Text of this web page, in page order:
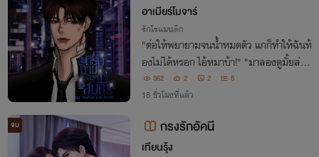
อาเมียร์โมจาร์
รักโรแมนติก
"ต่อให้พยายามจนน้ำหมดตัว แกก็ทำให้ฉันท้
องไม่ได้หรอก ไอ้หมาบ้า!" "มาลองดูมั้ยล่ะ?!
เดี๋ยวก็รู้ว่าฉันจะทำให้เธอท้องได้หรือเปล่า!"
362 2 2 5
18 ชั่วโมงที่แล้ว
จบ กรงรักอัคนี
เทียนรุ้ง